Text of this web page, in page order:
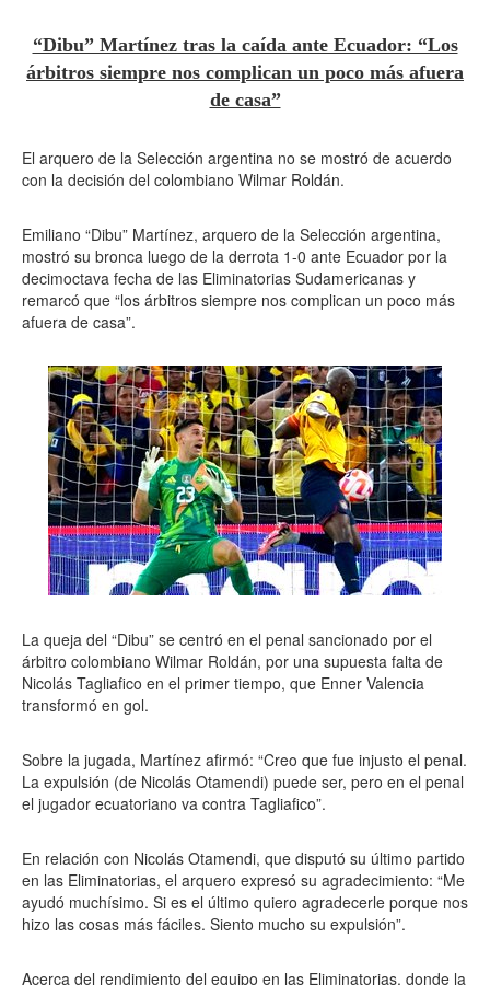
“Dibu” Martínez tras la caída ante Ecuador: “Los
árbitros siempre nos complican un poco más afuera
de casa”
El arquero de la Selección argentina no se mostró de acuerdo
con la decisión del colombiano Wilmar Roldán.
Emiliano “Dibu” Martínez, arquero de la Selección argentina,
mostró su bronca luego de la derrota 1-0 ante Ecuador por la
decimoctava fecha de las Eliminatorias Sudamericanas y
remarcó que “los árbitros siempre nos complican un poco más
afuera de casa”.
La queja del “Dibu” se centró en el penal sancionado por el
árbitro colombiano Wilmar Roldán, por una supuesta falta de
Nicolás Tagliafico en el primer tiempo, que Enner Valencia
transformó en gol.
Sobre la jugada, Martínez afirmó: “Creo que fue injusto el penal.
La expulsión (de Nicolás Otamendi) puede ser, pero en el penal
el jugador ecuatoriano va contra Tagliafico”.
En relación con Nicolás Otamendi, que disputó su último partido
en las Eliminatorias, el arquero expresó su agradecimiento: “Me
ayudó muchísimo. Si es el último quiero agradecerle porque nos
hizo las cosas más fáciles. Siento mucho su expulsión”.
Acerca del rendimiento del equipo en las Eliminatorias, donde la